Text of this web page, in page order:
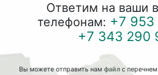
Ответим на ваши
телефонам: +7 953
+7 343 290
Вы можете отправить нам файлс перечнем